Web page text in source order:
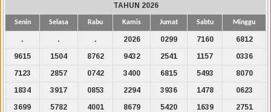
TAHUN 2026
Senin Selasa Rabu Kamis Jumat Sabtu Minggu
. . . 2026 0299 7160
6812
9615
1504 8762 9432 2541 1157
0336
7123
2857 0742 3400 6815 5493
8070
1834
3917 0853 2294 3936 1478
0623
3699
5782 4001 8679 5420 1639
2751